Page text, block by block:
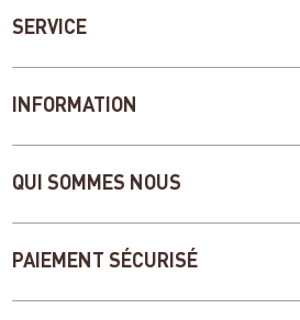
SERVICE
INFORMATION
QUI SOMMES NOUS
PAIEMENT SÉCURISÉ